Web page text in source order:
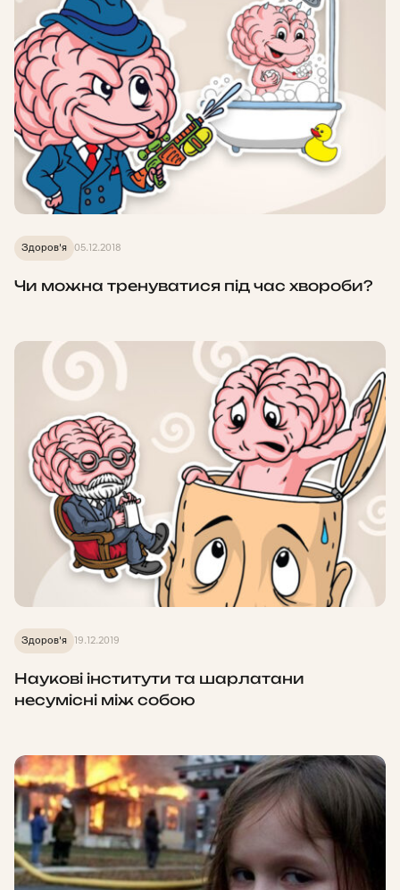
Здоров'я 05.12.2018
Чи можна тренуватися під час хвороби?
Здоров'я 19.12.2019
Наукові інститути та шарлатани
несумісні між собою